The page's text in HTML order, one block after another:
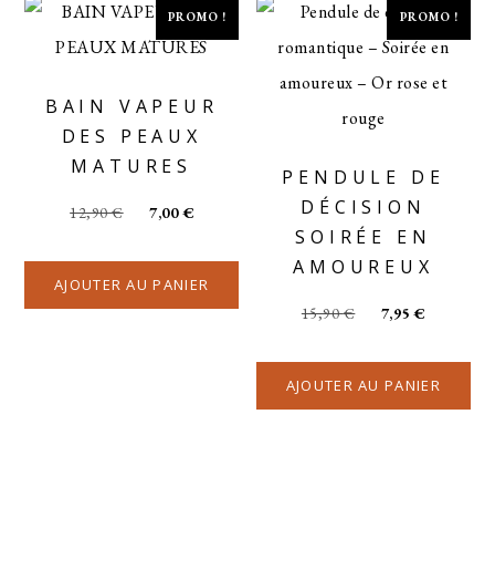
PROMO !
BAIN VAPEUR
DES PEAUX
MATURES
12,90€ 7,00€
AJOUTER AU PANIER
PROMO !
PENDULE DE
DÉCISION
SOIRÉE EN
AMOUREUX
15,90€ 7,95€
AJOUTER AU PANIER